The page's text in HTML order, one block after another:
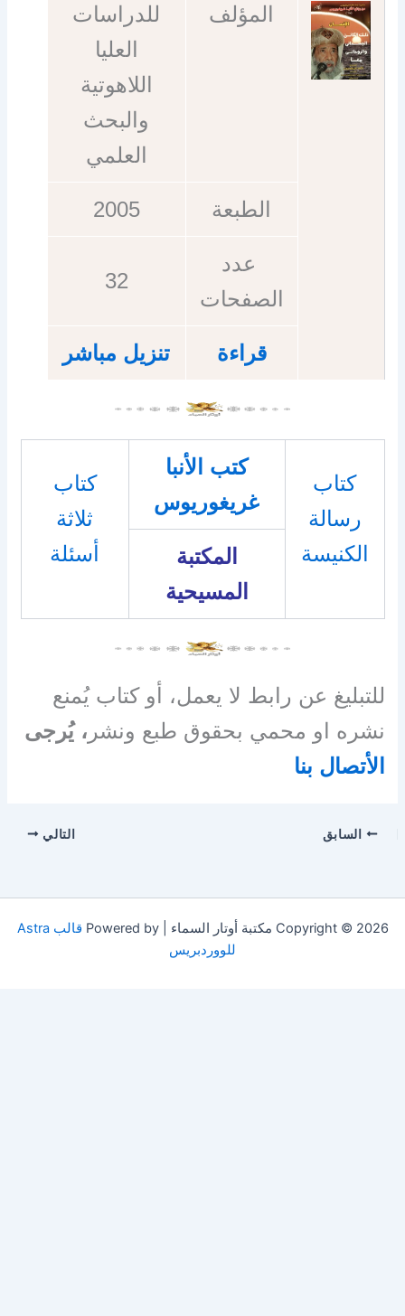
المؤلف
للدراسات
العليا
اللاهوتية
والبحث
العلمي
الطبعة 2005
عدد
الصفحات
32
قراءة تنزيل مباشر
كتاب
رسالة
الكنيسة
كتب الأنبا
غريغوريوس
كتاب
ثلاثة
أسئلة
المكتبة
المسيحية
للتبليغ عن رابط لا يعمل، أو كتاب يُمنع
نشره او محمي بحقوق طبع ونشر ، يُرجى
الأتصال بنا
السابق التالي
Copyright © 2026 مكتبة أوتار السماء | Powered by
قالب Astra
للووردبريس